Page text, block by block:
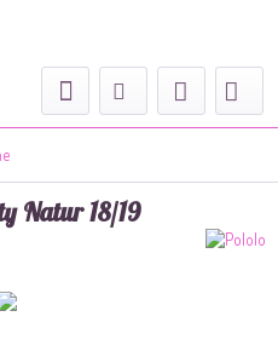
Natur 18/19